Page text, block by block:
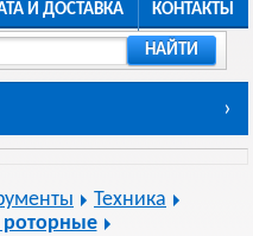
И ДОСТАВКА КОНТАКТЫ
НАЙТИ
›
Техника
роторные